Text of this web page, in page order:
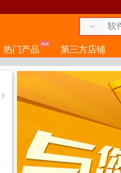
热门产品 第三方店铺